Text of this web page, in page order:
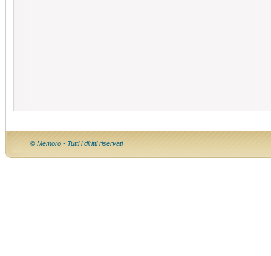
© Memoro - Tutti i diritti riservati